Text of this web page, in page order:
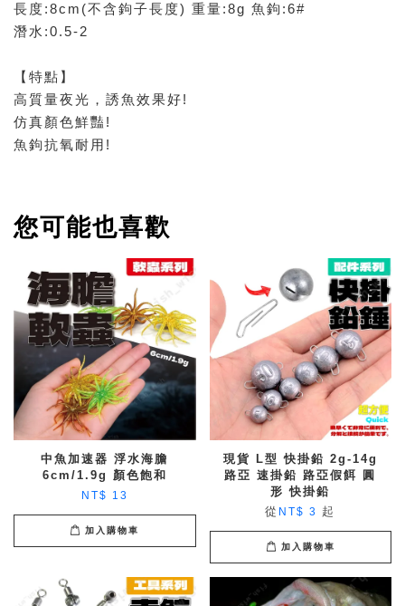
長度:8cm(不含鉤子長度) 重量:8g 魚鉤:6#
潛水:0.5-2
【特點】
高質量夜光，誘魚效果好!
仿真顏色鮮豔!
魚鉤抗氧耐用!
您可能也喜歡
中魚加速器 浮水海膽
6cm/1.9g 顏色飽和
NT$ 13
加入購物車
現貨 L型 快掛鉛 2g-14g
路亞 速掛鉛 路亞假餌 圓
形 快掛鉛
從 NT$ 3 起
加入購物車